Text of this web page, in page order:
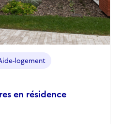
en résidence
logement